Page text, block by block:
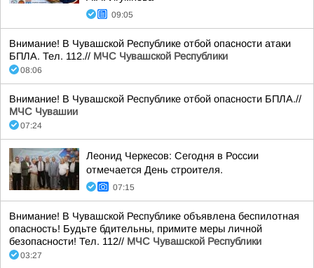
09:05
Внимание! В Чувашской Республике отбой опасности атаки
БПЛА. Тел. 112.// МЧС Чувашской Республики
08:06
Внимание! В Чувашской Республике отбой опасности БПЛА.//
МЧС Чувашии
07:24
Леонид Черкесов: Сегодня в России
отмечается День строителя.
07:15
Внимание! В Чувашской Республике объявлена беспилотная
опасность! Будьте бдительны, примите меры личной
безопасности! Тел. 112// МЧС Чувашской Республики
03:27